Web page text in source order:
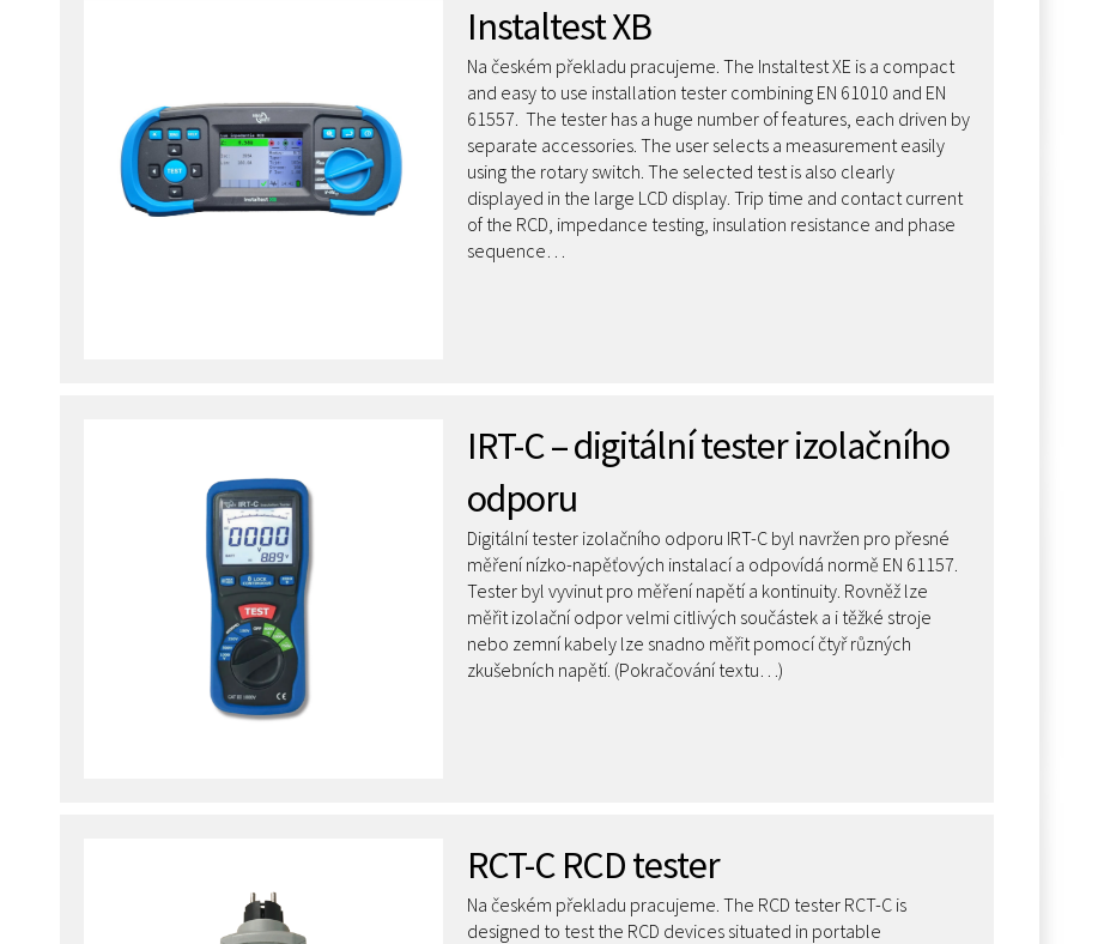
Instaltest XB
Na českém překladu pracujeme. The Instaltest XE is a compact
and easy to use installation tester combining EN 61010 and EN
61557. The tester has a huge number of features, each driven by
separate accessories. The user selects a measurement easily
using the rotary switch. The selected test is also clearly
displayed in the large LCD display. Trip time and contact current
of the RCD, impedance testing, insulation resistance and phase
sequence…
IRT-C – digitální tester izolačního
odporu
Digitální tester izolačního odporu IRT-C byl navržen pro přesné
měření nízko-napěťových instalací a odpovídá normě EN 61157.
Tester byl vyvinut pro měření napětí a kontinuity. Rovněž lze
měřit izolační odpor velmi citlivých součástek a i těžké stroje
nebo zemní kabely lze snadno měřit pomocí čtyř různých
zkušebních napětí. (Pokračování textu…)
RCT-C RCD tester
Na českém překladu pracujeme. The RCD tester RCT-C is
designed to test the RCD devices situated in portable